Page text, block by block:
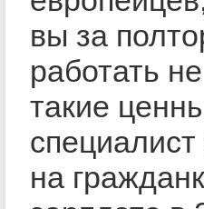
вы за
работать
такие
на